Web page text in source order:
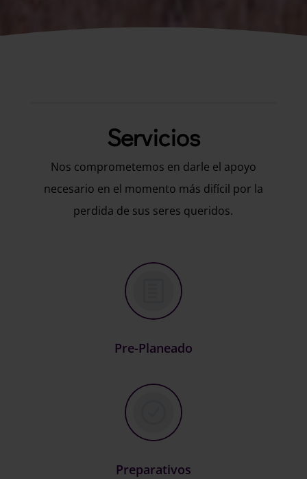
Servicios
Nos comprometemos en darle el apoyo
necesario en el momento más difícil por la
perdida de sus seres queridos.
Pre-Planeado
Preparativos